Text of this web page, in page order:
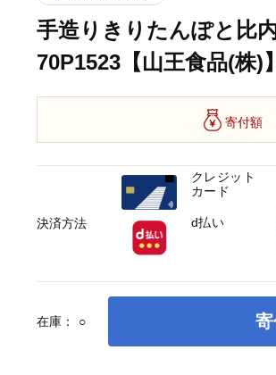
手造りきりたんぽと比
70P1523【山王食品(株)】
寄付額
在庫： ○
決済方法
クレジット
カード
d払い